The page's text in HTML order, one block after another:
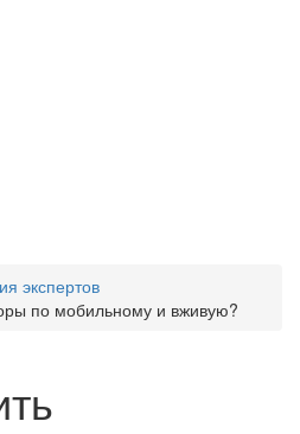
экспертов
по мобильному и вживую?